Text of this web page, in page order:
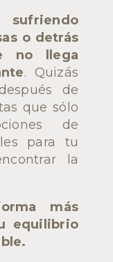
o detrás
no llega
. Quizás
de
que sólo
de
para tu
la
más
equilibrio